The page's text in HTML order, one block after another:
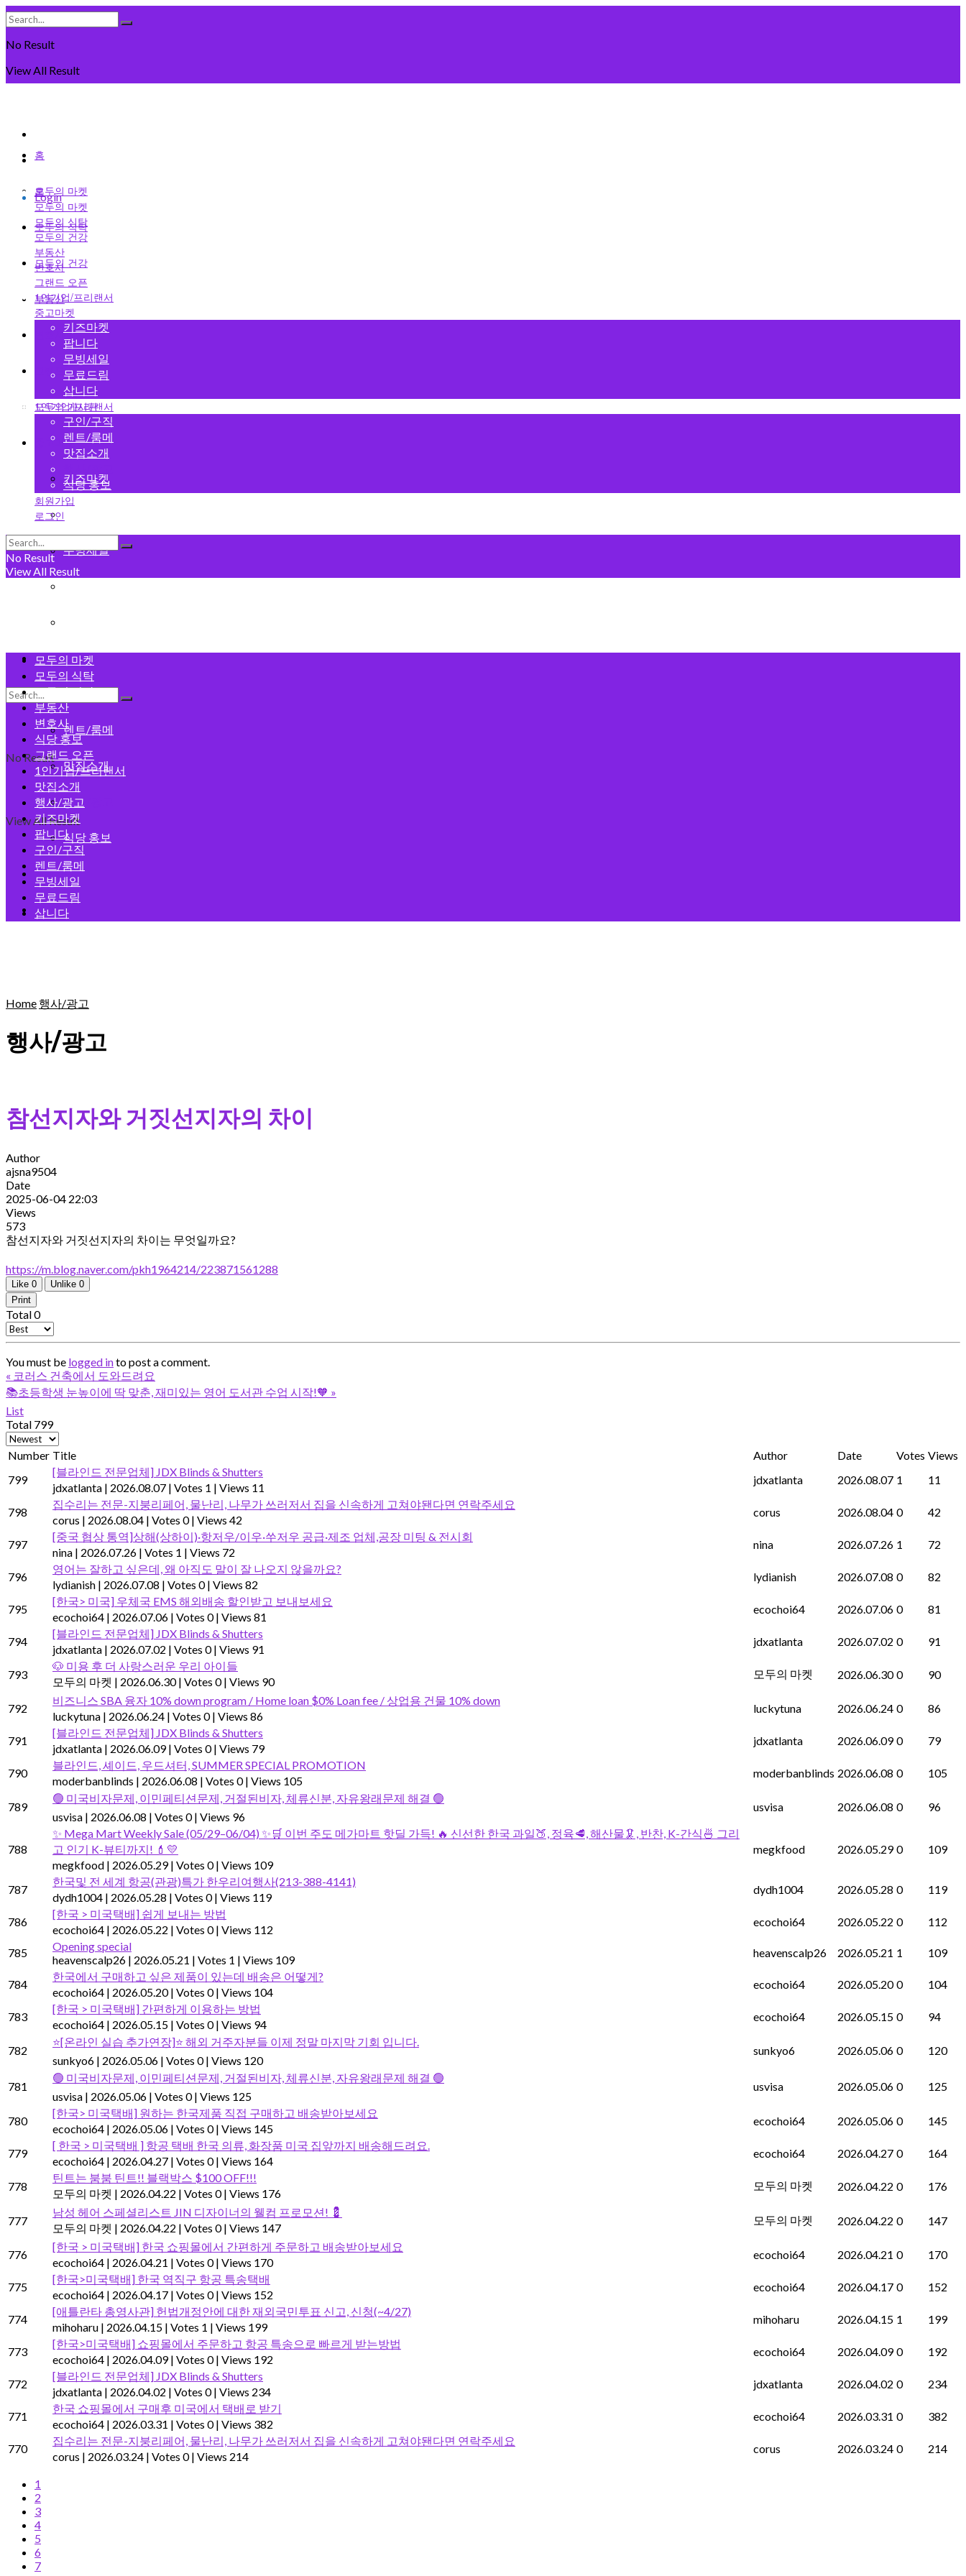
No Result
View All Result
로그인
Login
홈
모두의 마켓
모두의 식탁
모두의 건강
부동산
변호사
그랜드 오픈
1인기업/프리랜서
중고마켓
키즈마켓
무빙세일
모두의 게시판
렌트/룸메
맛집소개
행사/광고
식당 홍보
회원가입
로그인
홈
모두의 마켓
모두의 식탁
모두의 건강
부동산
변호사
그랜드 오픈
1인기업/프리랜서
중고마켓
키즈마켓
팝니다
무빙세일
무료드림
삽니다
모두의 게시판
구인/구직
렌트/룸메
맛집소개
식당 홍보
회원가입
로그인
No Result
View All Result
No Result
View All Result
모두의 마켓
모두의 식탁
모두의 건강
부동산
변호사
식당 홍보
그랜드 오픈
1인기업/프리랜서
맛집소개
행사/광고
키즈마켓
팝니다
구인/구직
렌트/룸메
무빙세일
무료드림
삽니다
Home 행사/광고
행사/광고
참선지자와 거짓선지자의 차이
Author
ajsna9504
Date
2025-06-04 22:03
Views
573
참선지자와 거짓선지자의 차이는 무엇일까요?
https://m.blog.naver.com/pkh1964214/223871561288
Like 0 Unlike 0
Print
Total0
You must be logged into post a comment.
« 코러스 건축에서 도와드려요
📚초등학생 눈높이에 딱 맞춘, 재미있는 영어 도서관 수업 시작!🧡 »
List
Total 799
Number Title Author Date Votes Views
799
[블라인드 전문업체] JDX Blinds & Shutters
jdxatlanta | 2026.08.07 | Votes 1 | Views 11
jdxatlanta 2026.08.07 1 11
798
집수리는 전문-지붕리페어, 물난리, 나무가 쓰러저서 집을 신속하게 고쳐야됀다면 연락주세요
corus | 2026.08.04 | Votes 0 | Views 42
corus 2026.08.04 0 42
797
[중국 협상 통역]상해(상하이)·항저우/이우·쑤저우 공급·제조 업체,공장 미팅 & 전시회
nina | 2026.07.26 | Votes 1 | Views 72
nina 2026.07.26 1 72
796
영어는 잘하고 싶은데, 왜 아직도 말이 잘 나오지 않을까요?
lydianish | 2026.07.08 | Votes 0 | Views 82
lydianish 2026.07.08 0 82
795
[한국> 미국] 우체국 EMS 해외배송 할인받고 보내보세요
ecochoi64 | 2026.07.06 | Votes 0 | Views 81
ecochoi64 2026.07.06 0 81
794
[블라인드 전문업체] JDX Blinds & Shutters
jdxatlanta | 2026.07.02 | Votes 0 | Views 91
jdxatlanta 2026.07.02 0 91
793
🐶 미용 후 더 사랑스러운 우리 아이들
모두의 마켓 | 2026.06.30 | Votes 0 | Views 90
모두의 마켓 2026.06.30 0 90
792
비즈니스 SBA 융자 10% down program / Home loan $0% Loan fee / 상업용 건물 10% down
luckytuna | 2026.06.24 | Votes 0 | Views 86
luckytuna 2026.06.24 0 86
791
[블라인드 전문업체] JDX Blinds & Shutters
jdxatlanta | 2026.06.09 | Votes 0 | Views 79
jdxatlanta 2026.06.09 0 79
790
블라인드, 셰이드, 우드셔터, SUMMER SPECIAL PROMOTION
moderbanblinds | 2026.06.08 | Votes 0 | Views 105
moderbanblinds 2026.06.08 0 105
789
🟢 미국비자문제, 이민페티션문제, 거절된비자, 체류신분, 자유왕래문제 해결 🟢
usvisa | 2026.06.08 | Votes 0 | Views 96
usvisa 2026.06.08 0 96
788
✨ Mega Mart Weekly Sale (05/29–06/04) ✨🛒 이번 주도 메가마트 핫딜 가득! 🔥 신선한 한국 과일🍑, 정육🥩, 해산물🦑, 반찬, K-간식🍜 그리
고 인기 K-뷰티까지! 💄💛
megkfood | 2026.05.29 | Votes 0 | Views 109
megkfood 2026.05.29 0 109
787
한국및 전 세계 항공(관광)특가 한우리여행사(213-388-4141)
dydh1004 | 2026.05.28 | Votes 0 | Views 119
dydh1004 2026.05.28 0 119
786
[한국 > 미국택배] 쉽게 보내는 방법
ecochoi64 | 2026.05.22 | Votes 0 | Views 112
ecochoi64 2026.05.22 0 112
785
Opening special
heavenscalp26 | 2026.05.21 | Votes 1 | Views 109
heavenscalp26 2026.05.21 1 109
784
한국에서 구매하고 싶은 제품이 있는데 배송은 어떻게?
ecochoi64 | 2026.05.20 | Votes 0 | Views 104
ecochoi64 2026.05.20 0 104
783
[한국 > 미국택배] 간편하게 이용하는 방법
ecochoi64 | 2026.05.15 | Votes 0 | Views 94
ecochoi64 2026.05.15 0 94
782
⭐[온라인 실습 추가연장]⭐ 해외 거주자분들 이제 정말 마지막 기회 입니다.
sunkyo6 | 2026.05.06 | Votes 0 | Views 120
sunkyo6 2026.05.06 0 120
781
🟢 미국비자문제, 이민페티션문제, 거절된비자, 체류신분, 자유왕래문제 해결 🟢
usvisa | 2026.05.06 | Votes 0 | Views 125
usvisa 2026.05.06 0 125
780
[한국> 미국택배] 원하는 한국제품 직접 구매하고 배송받아보세요
ecochoi64 | 2026.05.06 | Votes 0 | Views 145
ecochoi64 2026.05.06 0 145
779
[ 한국 > 미국택배 ] 항공 택배 한국 의류, 화장품 미국 집앞까지 배송해드려요.
ecochoi64 | 2026.04.27 | Votes 0 | Views 164
ecochoi64 2026.04.27 0 164
778
틴트는 붐붐 틴트!! 블랙박스 $100 OFF!!!
모두의 마켓 | 2026.04.22 | Votes 0 | Views 176
모두의 마켓 2026.04.22 0 176
777
남성 헤어 스페셜리스트 JIN 디자이너의 웰컴 프로모션! 💈
모두의 마켓 | 2026.04.22 | Votes 0 | Views 147
모두의 마켓 2026.04.22 0 147
776
[한국 > 미국택배] 한국 쇼핑몰에서 간편하게 주문하고 배송받아보세요
ecochoi64 | 2026.04.21 | Votes 0 | Views 170
ecochoi64 2026.04.21 0 170
775
[한국>미국택배] 한국 역직구 항공 특송택배
ecochoi64 | 2026.04.17 | Votes 0 | Views 152
ecochoi64 2026.04.17 0 152
774
[애틀란타 총영사관] 헌법개정안에 대한 재외국민투표 신고, 신청(~4/27)
mihoharu | 2026.04.15 | Votes 1 | Views 199
mihoharu 2026.04.15 1 199
773
[한국>미국택배] 쇼핑몰에서 주문하고 항공 특송으로 빠르게 받는방법
ecochoi64 | 2026.04.09 | Votes 0 | Views 192
ecochoi64 2026.04.09 0 192
772
[블라인드 전문업체] JDX Blinds & Shutters
jdxatlanta | 2026.04.02 | Votes 0 | Views 234
jdxatlanta 2026.04.02 0 234
771
한국 쇼핑몰에서 구매후 미국에서 택배로 받기
ecochoi64 | 2026.03.31 | Votes 0 | Views 382
ecochoi64 2026.03.31 0 382
770
집수리는 전문-지붕리페어, 물난리, 나무가 쓰러저서 집을 신속하게 고쳐야됀다면 연락주세요
corus | 2026.03.24 | Votes 0 | Views 214
corus 2026.03.24 0 214
1
2
3
4
5
6
7